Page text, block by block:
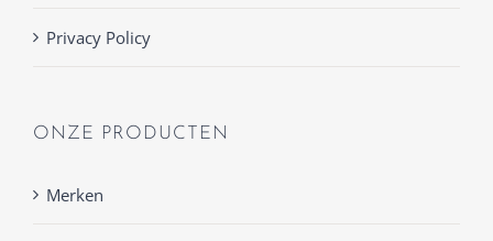
Privacy Policy
ONZE PRODUCTEN
Merken